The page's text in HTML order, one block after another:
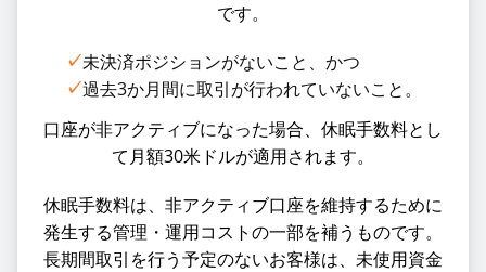
です。
✓未決済ポジションがないこと、かつ
✓過去3か月間に取引が行われていないこと。
口座が非アクティブになった場合、休眠手数料とし
て月額30米ドルが適用されます。
休眠手数料は、非アクティブ口座を維持するために
発生する管理・運用コストの一部を補うものです。
長期間取引を行う予定のないお客様は、未使用資金